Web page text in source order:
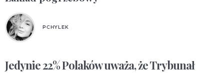
PCHYLEK
Jedynie 22% Polaków uważa, że Trybunał